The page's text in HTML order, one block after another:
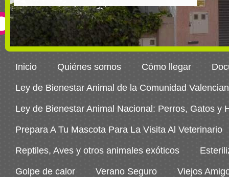
Inicio Quiénes somos Cómo llegar
Ley de Bienestar Animal de la Comunidad
Ley de Bienestar Animal Nacional: Perros, Gatos y
Prepara A Tu Mascota Para La Visita Al Veterinario
Reptiles, Aves y otros animales exóticos
Golpe de calor Verano Seguro Viejos